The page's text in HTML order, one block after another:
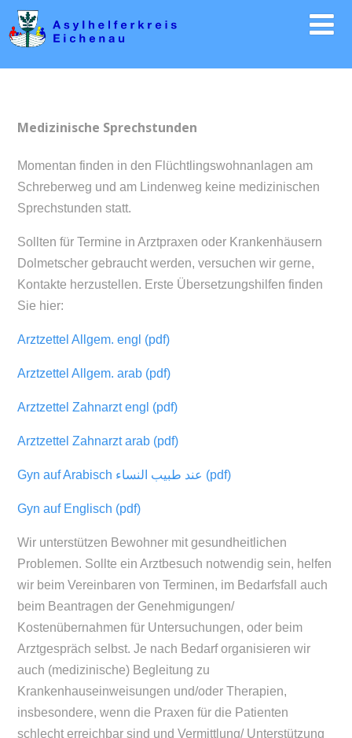
Medizinische Sprechstunden
Momentan finden in den Flüchtlingswohnanlagen am
Schreberweg und am Lindenweg keine medizinischen
Sprechstunden statt.
Sollten für Termine in Arztpraxen oder Krankenhäusern
Dolmetscher gebraucht werden, versuchen wir gerne,
Kontakte herzustellen. Erste Übersetzungshilfen finden
Sie hier:
Arztzettel Allgem. engl (pdf)
Arztzettel Allgem. arab (pdf)
Arztzettel Zahnarzt engl (pdf)
Arztzettel Zahnarzt arab (pdf)
Gyn auf Arabisch عند طبيب النساء (pdf)
Gyn auf Englisch (pdf)
Wir unterstützen Bewohner mit gesundheitlichen
Problemen. Sollte ein Arztbesuch notwendig sein, helfen
wir beim Vereinbaren von Terminen, im Bedarfsfall auch
beim Beantragen der Genehmigungen/
Kostenübernahmen für Untersuchungen, oder beim
Arztgespräch selbst. Je nach Bedarf organisieren wir
auch (medizinische) Begleitung zu
Krankenhauseinweisungen und/oder Therapien,
insbesondere, wenn die Praxen für die Patienten
schlecht erreichbar sind und Vermittlung/ Unterstützung